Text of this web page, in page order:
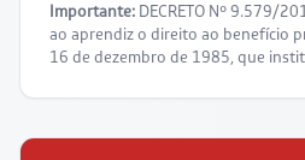
Importante: DECRETO Nº 9.579/
ao aprendiz o direito ao benefício
16 de dezembro de 1985, que